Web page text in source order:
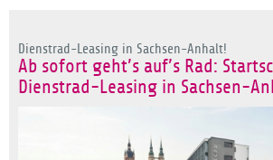
Dienstrad-Leasing in Sachsen-Anhalt!
Ab sofort geht’s auf’s Rad:
Dienstrad-Leasing in Sachsen-